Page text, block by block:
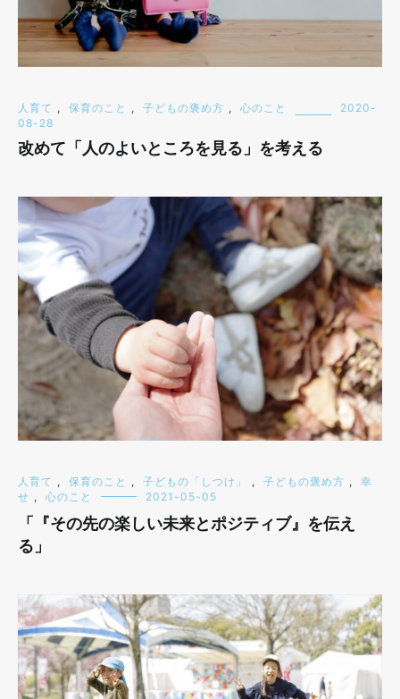
人育て , 保育のこと , 子どもの褒め方 , 心のこと
2020-
08-28
改めて「人のよいところを見る」を考える
人育て , 保育のこと , 子どもの「しつけ」 , 子どもの褒め方 ,
幸
せ , 心のこと 2021-05-05
「『その先の楽しい未来とポジティブ』を伝え
る」